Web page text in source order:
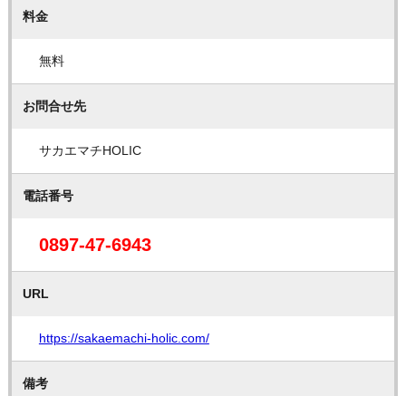
料金
無料
お問合せ先
サカエマチHOLIC
電話番号
0897-47-6943
URL
https://sakaemachi-holic.com/
備考